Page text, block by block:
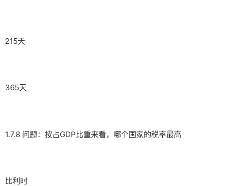
215天
365天
1.7.8 问题：按占GDP比重来看，哪个国家的税率最高
比利时